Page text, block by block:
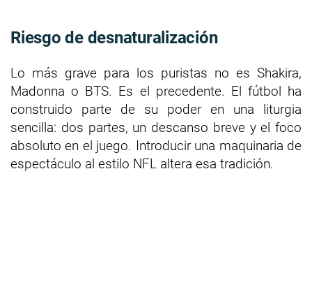
Riesgo de desnaturalización
Lo más grave para los puristas no es Shakira,
Madonna o BTS. Es el precedente. El fútbol ha
construido parte de su poder en una liturgia
sencilla: dos partes, un descanso breve y el foco
absoluto en el juego. Introducir una maquinaria de
espectáculo al estilo NFL altera esa tradición.